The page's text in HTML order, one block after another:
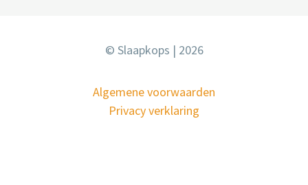
© Slaapkops | 2026
Algemene voorwaarden
Privacy verklaring